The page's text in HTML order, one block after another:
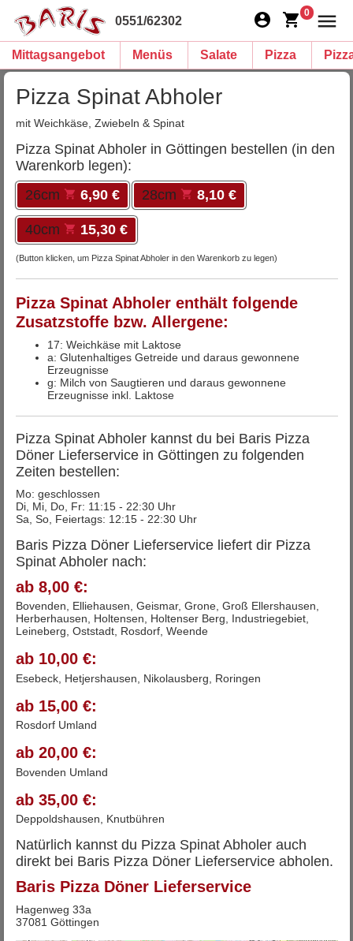
0551/62302
0
Mittagsangebot Menüs Salate Pizza
Pizza Spinat Abholer
mit Weichkäse, Zwiebeln & Spinat
Pizza Spinat Abholer in Göttingen bestellen (in den
Warenkorb legen):
26cm
6,90 € 28cm 8,10 €
40cm 15,30 €
(Button klicken, um Pizza Spinat Abholer in den Warenkorb zu legen)
Pizza Spinat Abholer enthält folgende
Zusatzstoffe bzw. Allergene:
17: Weichkäse mit Laktose
a: Glutenhaltiges Getreide und daraus gewonnene
Erzeugnisse
g: Milch von Saugtieren und daraus gewonnene
Erzeugnisse inkl. Laktose
Pizza Spinat Abholer kannst du bei Baris Pizza
Döner Lieferservice in Göttingen zu folgenden
Zeiten bestellen:
Mo: geschlossen
Di, Mi, Do, Fr: 11:15 - 22:30 Uhr
Sa, So, Feiertags: 12:15 - 22:30 Uhr
Baris Pizza Döner Lieferservice liefert dir Pizza
Spinat Abholer nach:
ab 8,00 €:
Bovenden, Elliehausen, Geismar, Grone, Groß Ellershausen,
Herberhausen, Holtensen, Holtenser Berg, Industriegebiet,
Leineberg, Oststadt, Rosdorf, Weende
ab 10,00 €:
Esebeck, Hetjershausen, Nikolausberg, Roringen
ab 15,00 €:
Rosdorf Umland
ab 20,00 €:
Bovenden Umland
ab 35,00 €:
Deppoldshausen, Knutbühren
Natürlich kannst du Pizza Spinat Abholer auch
direkt bei Baris Pizza Döner Lieferservice abholen.
Baris Pizza Döner Lieferservice
Hagenweg 33a
37081 Göttingen